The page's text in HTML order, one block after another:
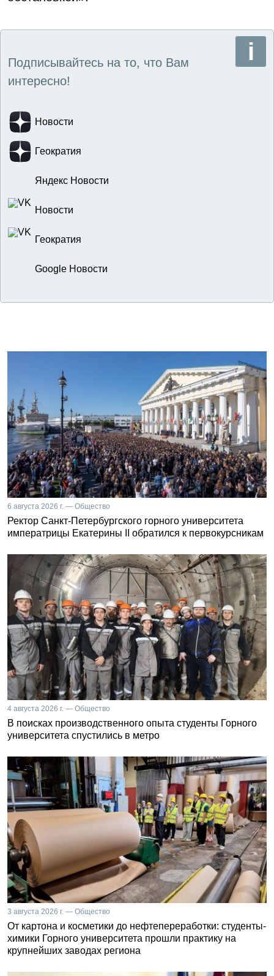
Подписывайтесь на то, что Вам
интересно!
Новости
Геократия
Яндекс Новости
Новости
Геократия
Google Новости
6 августа 2026 г. — Общество
Ректор Санкт-Петербургского горного университета
императрицы Екатерины II обратился к первокурсникам
4 августа 2026 г. — Общество
В поисках производственного опыта студенты Горного
университета спустились в метро
3 августа 2026 г. — Общество
От картона и косметики до нефтепереработки: студенты-
химики Горного университета прошли практику на
крупнейших заводах региона